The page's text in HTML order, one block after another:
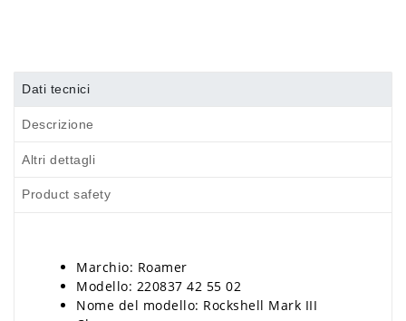
Dati tecnici
Descrizione
Altri dettagli
Product safety
Marchio: Roamer
Modello: 220837 42 55 02
Nome del modello: Rockshell Mark III